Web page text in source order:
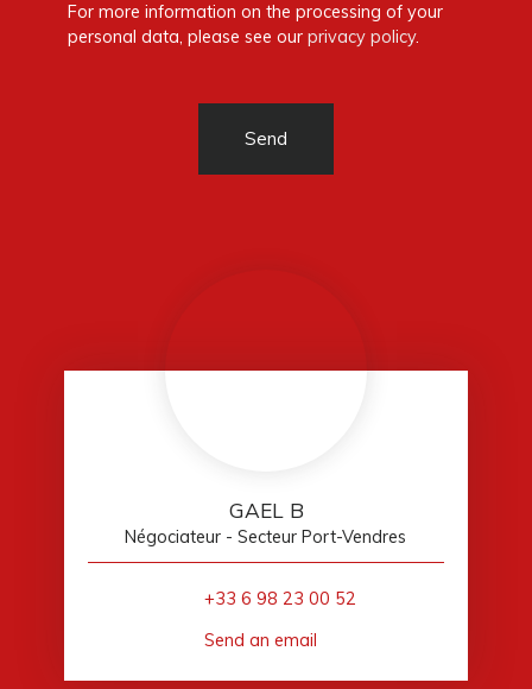
For more information on the processing of your
personal data, please see our privacy policy.
Send
GAEL B
Négociateur - Secteur Port-Vendres
+33 6 98 23 00 52
Send an email